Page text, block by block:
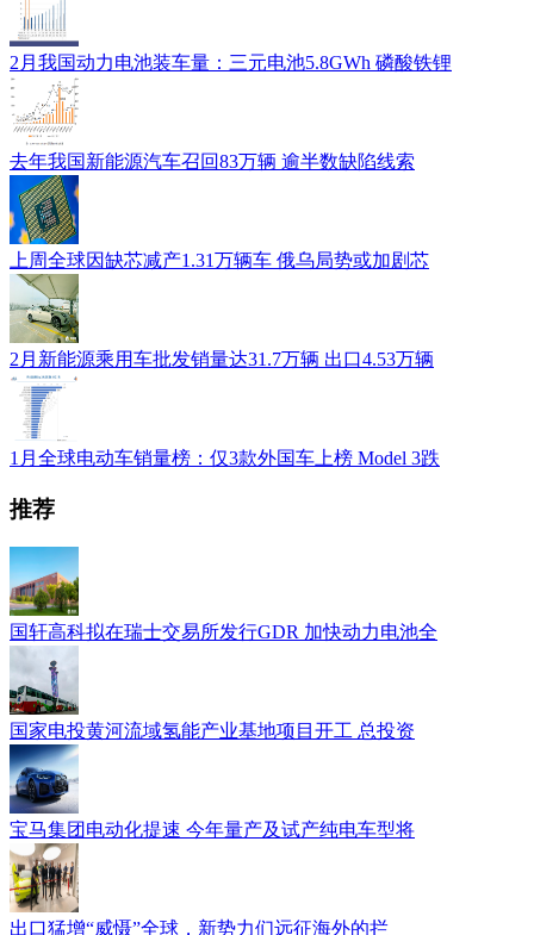
2月我国动力电池装车量：三元电池5.8GWh 磷酸铁锂
去年我国新能源汽车召回83万辆 逾半数缺陷线索
上周全球因缺芯减产1.31万辆车 俄乌局势或加剧芯
2月新能源乘用车批发销量达31.7万辆 出口4.53万辆
1月全球电动车销量榜：仅3款外国车上榜 Model 3跌
推荐
国轩高科拟在瑞士交易所发行GDR 加快动力电池全
国家电投黄河流域氢能产业基地项目开工 总投资
宝马集团电动化提速 今年量产及试产纯电车型将
出口猛增“威慑”全球，新势力们远征海外的拦